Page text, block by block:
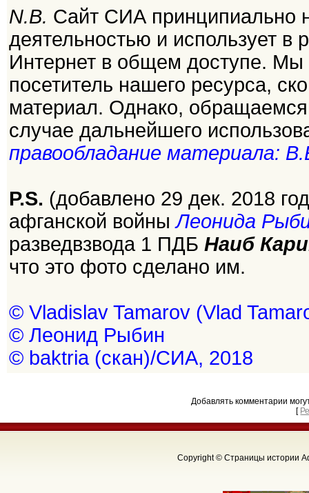
N.B. Сайт СИА принципиально
деятельностью и использует
Интернет в общем доступе.
посетитель нашего ресурса,
материал. Однако,
случае дальнейшего
правообладание материала:
P.S. (добавлено 29 дек. 2018
афганской войныЛеонида
разведвзвода 1 ПДБ Наиб
что это фото сделано им.
© Vladislav Tamarov (Vlad
© Леонид Рыбин
© baktria (скан)/СИА, 2018
Добавлять комментарии
[
Copyright © Страницы истории